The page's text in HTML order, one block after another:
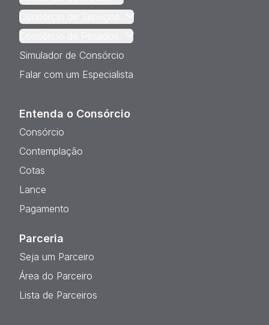
Simulador de Consórcio
Falar com um Especialista
Entenda o Consórcio
Consórcio
Contemplação
Cotas
Lance
Pagamento
Parceria
Seja um Parceiro
Área do Parceiro
Lista de Parceiros